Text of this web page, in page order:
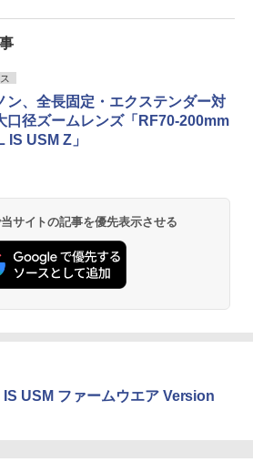
ン、全長固定・エクステンダー対
口径ズームレンズ「RF70-200mm
IS USM Z」
サイトの記事を優先表示させる
USM ファームウエア Version